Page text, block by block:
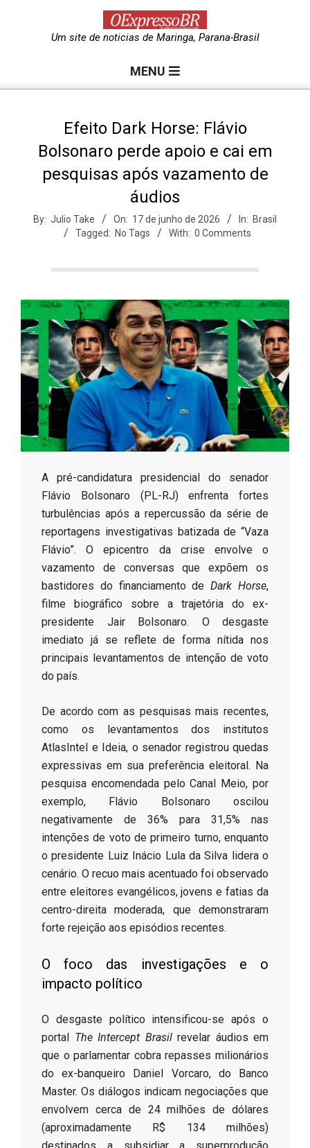
e
s
s
o
B
r
Um site de noticias de Maringa, Parana-Brasil
MENU
Efeito Dark Horse: Flávio
Bolsonaro perde apoio e cai em
pesquisas após vazamento de
áudios
By: Julio Take On: 17 de junho de 2026 In: Brasil
Tagged: No Tags With: 0 Comments
​A pré-candidatura presidencial do senador
Flávio Bolsonaro (PL-RJ) enfrenta fortes
turbulências após a repercussão da série de
reportagens investigativas batizada de “Vaza
Flávio”. O epicentro da crise envolve o
vazamento de conversas que expõem os
bastidores do financiamento deDark Horse,
filme biográfico sobre a trajetória do ex-
presidente Jair Bolsonaro. O desgaste
imediato já se reflete de forma nítida nos
principais levantamentos de intenção de voto
do país.
​De acordo com as pesquisas mais recentes,
como os levantamentos dos institutos
AtlasIntel e Ideia, o senador registrou quedas
expressivas em sua preferência eleitoral. Na
pesquisa encomendada pelo Canal Meio, por
exemplo, Flávio Bolsonaro oscilou
negativamente de 36% para 31,5% nas
intenções de voto de primeiro turno, enquanto
o presidente Luiz Inácio Lula da Silva lidera o
cenário. O recuo mais acentuado foi observado
entre eleitores evangélicos, jovens e fatias da
centro-direita moderada, que demonstraram
forte rejeição aos episódios recentes.
​O foco das investigações e o
impacto político
​O desgaste político intensificou-se após o
portal The Intercept Brasilrevelar áudios em
que o parlamentar cobra repasses milionários
do ex-banqueiro Daniel Vorcaro, do Banco
Master. Os diálogos indicam negociações que
envolvem cerca de 24 milhões de dólares
(aproximadamente R$ 134 milhões)